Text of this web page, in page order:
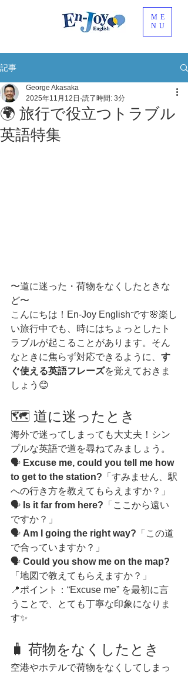
ME
NU
記事
🌍 旅行で役立つトラブル
英語特集
George Akasaka
2025年11月12日 読了時間: 3分
〜道に迷った・荷物をなくしたときな
ど〜
こんにちは！En-Joy Englishです🌸楽し
い旅行中でも、時にはちょっとしたト
ラブルが起こることがあります。そん
なときに焦らず対応できるように、 す
ぐ使える英語フレーズを覚えておきま
しょう😊
🗺️ 道に迷ったとき
海外で迷ってしまっても大丈夫！シン
プルな英語で道を尋ねてみましょう。
🗣️ Excuse me, could you tell me how
to get to the station? 「すみません、駅
への行き方を教えてもらえますか？」
🗣️ Is it far from here? 「ここから遠い
ですか？」
🗣️ Am I going the right way? 「この道
で合っていますか？」
🗣️ Could you show me on the map?
「地図で教えてもらえますか？」
📍ポイント：“Excuse me” を最初に言
うことで、とても丁寧な印象になりま
す✨
🧳 荷物をなくしたとき
空港やホテルで荷物をなくしてしまっ